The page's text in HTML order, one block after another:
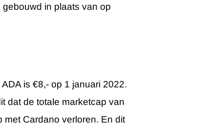
in plaats van op
is €8,- op 1 januari 2022.
dat de totale marketcap van
Cardano verloren. En dit